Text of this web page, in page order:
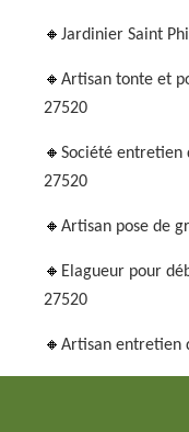
Jardinier Saint
Artisan tonte et
27520
Société entretien
27520
Artisan pose de
Elagueur pour
27520
Artisan entretien